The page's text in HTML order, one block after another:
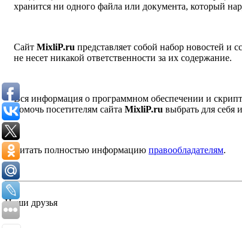
хранится ни одного файла или документа, который
Сайт MixliP.ru представляет собой набор новостей
не несет никакой ответственности за их содержание.
Вся информация о программном обеспечении и
помочь посетителям сайта MixliP.ru выбрать для себя
Читать полностью информацию правообладателям.
Наши друзья